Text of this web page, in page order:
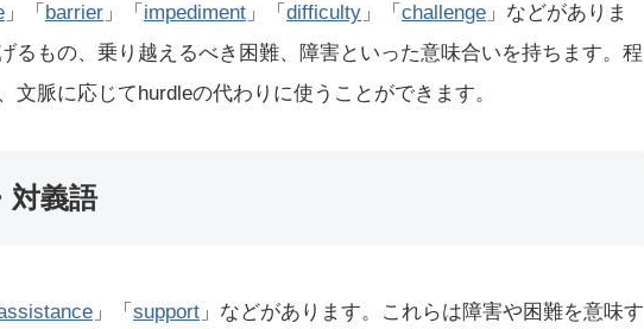
」「 barrier 」「 impediment 」「 difficulty 」「 challenge 」などがありま
るもの、乗り越えるべき困難、障害といった意味合いを持ちます。程
文脈に応じてhurdleの代わりに使うことができます。
対義語
」「 support 」などがあります。これらは障害や困難を意味す